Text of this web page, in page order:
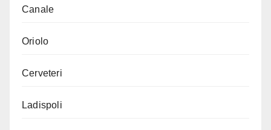
Canale
Oriolo
Cerveteri
Ladispoli